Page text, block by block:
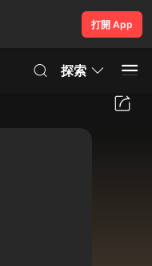
打開 App
探索